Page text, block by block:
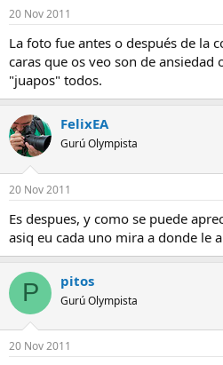
20 Nov 2011
La foto fue antes o después de la
caras que os veo son de
"juapos" todos.
FelixEA
Gurú Olympista
20 Nov 2011
Es despues, y como se puede
asiq eu cada uno mira a donde le
P pitos
Gurú Olympista
20 Nov 2011